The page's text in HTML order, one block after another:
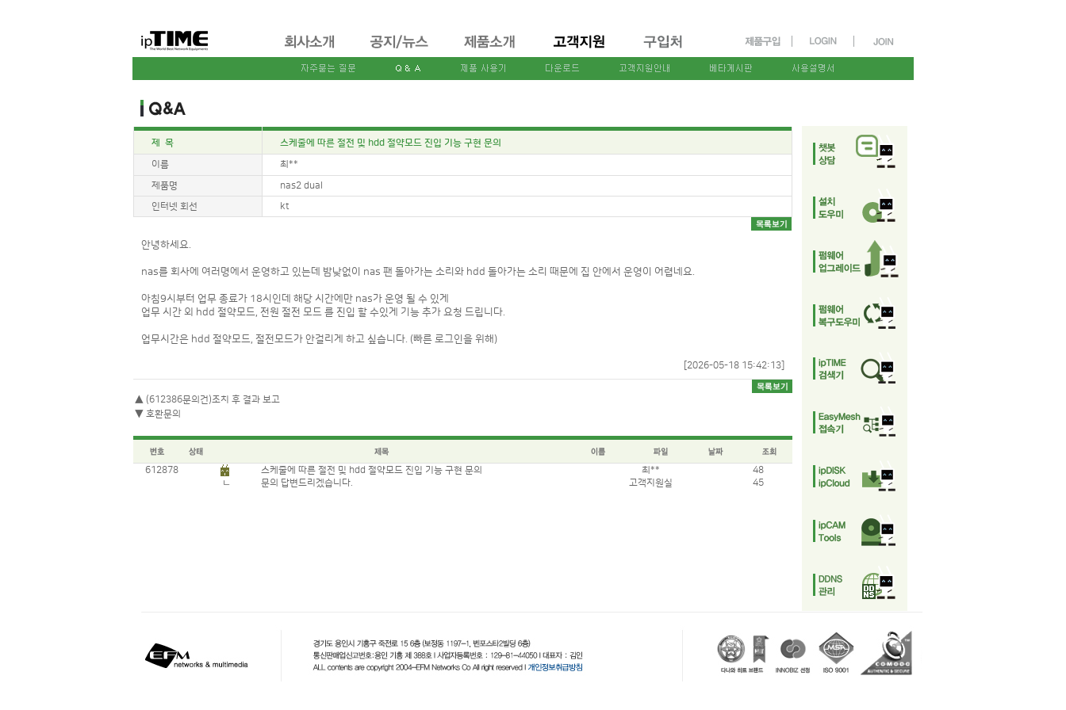
제 목 스케줄에 따른 절전 및 hdd 절약모드 진입 기능 구현 문의
이름 최**
제품명
nas2 dual
인터넷 회선
kt
안녕하세요.
nas를 회사에 여러명에서 운영하고 있는데 밤낮없이 nas 팬 돌아가는 소리와 hdd 돌아가는 소리 때문에 집 안에서 운영이 어렵네요.
아침9시부터 업무 종료가 18시인데 해당 시간에만 nas가 운영 될 수 있게
업무 시간 외 hdd 절약모드, 전원 절전 모드 를 진입 할 수있게 기능 추가 요청 드립니다.
업무시간은 hdd 절약모드, 절전모드가 안걸리게 하고 싶습니다. (빠른 로그인을 위해)
[2026-05-18 15:42:13]
▲ (612386문의건)조치 후 결과 보고
▼ 호환문의
612878 스케줄에 따른 절전 및 hdd 절약모드 진입 기능 구현 문의 최**
48
ㄴ
문의 답변드리겠습니다. 고객지원실 45